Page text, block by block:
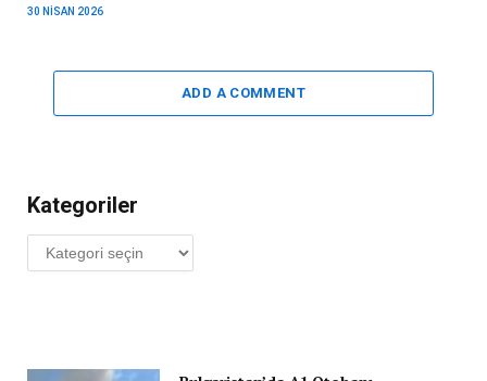
30 NISAN 2026
ADD A COMMENT
Kategoriler
Kategoriler